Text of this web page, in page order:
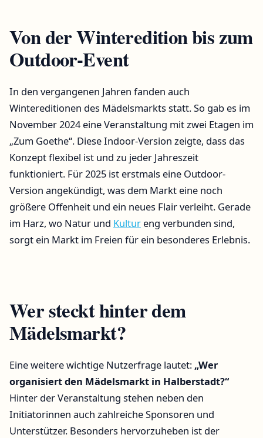
Von der Winteredition bis zum
Outdoor-Event
In den vergangenen Jahren fanden auch
Wintereditionen des Mädelsmarkts statt. So gab es im
November 2024 eine Veranstaltung mit zwei Etagen im
„Zum Goethe“. Diese Indoor-Version zeigte, dass das
Konzept flexibel ist und zu jeder Jahreszeit
funktioniert. Für 2025 ist erstmals eine Outdoor-
Version angekündigt, was dem Markt eine noch
größere Offenheit und ein neues Flair verleiht. Gerade
im Harz, wo Natur und Kultur eng verbunden sind,
sorgt ein Markt im Freien für ein besonderes Erlebnis.
Wer steckt hinter dem
Mädelsmarkt?
Eine weitere wichtige Nutzerfrage lautet: „Wer
organisiert den Mädelsmarkt in Halberstadt?“
Hinter der Veranstaltung stehen neben den
Initiatorinnen auch zahlreiche Sponsoren und
Unterstützer. Besonders hervorzuheben ist der